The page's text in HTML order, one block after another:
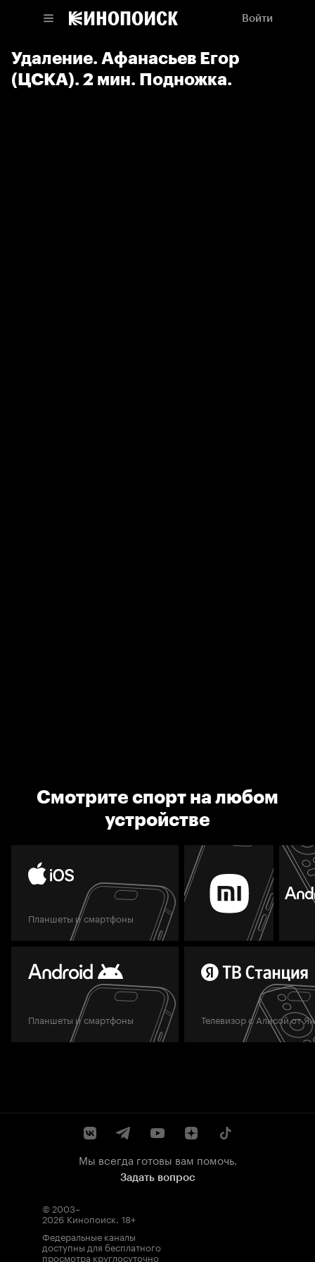
Войти
Удаление. Афанасьев Егор
(ЦСКА). 2 мин. Подножка.
Смотрите спорт на любом
устройстве
Планшеты и смартфоны
Планшеты и смартфоны Телевизор с Алисой от
Мы всегда готовы вам помочь.
Задать вопрос
© 2003–
2026 Кинопоиск. 18+
Федеральные каналы
доступны для бесплатного
просмотра круглосуточно